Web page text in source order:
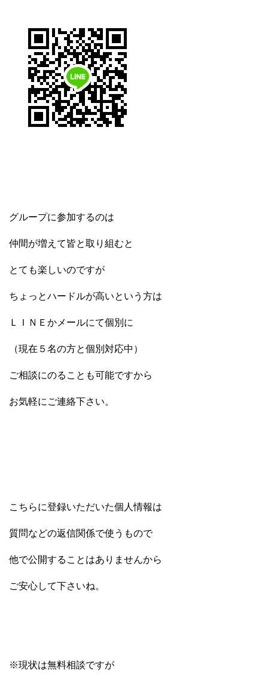
グループに参加するのは
仲間が増えて皆と取り組むと
とても楽しいのですが
ちょっとハードルが高いという方は
ＬＩＮＥかメールにて個別に
（現在５名の方と個別対応中）
ご相談にのることも可能ですから
お気軽にご連絡下さい。
こちらに登録いただいた個人情報は
質問などの返信関係で使うもので
他で公開することはありませんから
ご安心して下さいね。
※現状は無料相談ですが